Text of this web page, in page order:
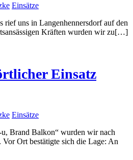
Einsätze
rief uns in Langenhennersdorf auf den
Kräften wurden wir zu[…]
Einsatz
Einsätze
Brand Balkon“ wurden wir nach
Ort bestätigte sich die Lage: An